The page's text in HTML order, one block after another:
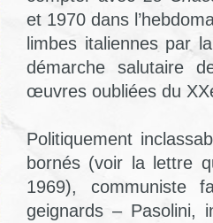
et 1970 dans
limbes italiennes par la
démarche salutaire
œuvres oubliées du
Politiquement
bornés (voir la lettre
1969), communiste
geignards – Pasolini,